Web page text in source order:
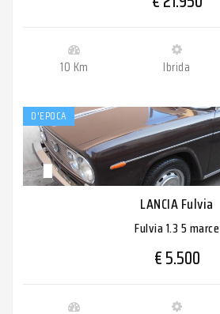
10 Km Ibrida
D'EPOCA
LANCIA Fulvia
Fulvia 1.3 5 marce
€ 5.500